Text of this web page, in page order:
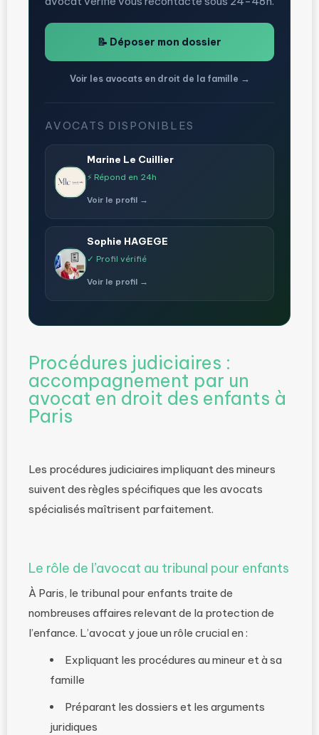
📝 Déposer mon dossier
Voir les avocats en droit de la famille →
AVOCATS DISPONIBLES
Marine Le Cuillier
⚡ Répond en 24h
Voir le profil →
Sophie HAGEGE
✓ Profil vérifié
Voir le profil →
Procédures judiciaires :
accompagnement par un
avocat en droit des enfants à
Paris
Les procédures judiciaires impliquant des mineurs
suivent des règles spécifiques que les avocats
spécialisés maîtrisent parfaitement.
Le rôle de l’avocat au tribunal pour enfants
À Paris, le tribunal pour enfants traite de
nombreuses affaires relevant de la protection de
l’enfance. L’avocat y joue un rôle crucial en :
Expliquant les procédures au mineur et à sa
famille
Préparant les dossiers et les arguments
juridiques